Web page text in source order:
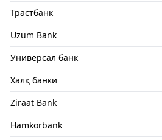
Трастбанк
Uzum Bank
Универсал банк
Халқ банки
Ziraat Bank
Hamkorbank